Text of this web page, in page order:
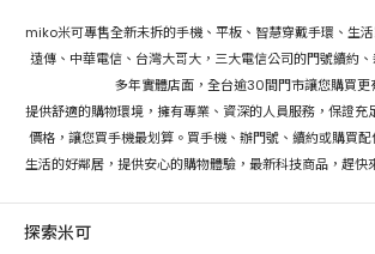
miko米可專售全新未拆的手機、平板、智慧穿戴手環、生
遠傳、中華電信、台灣大哥大，三大電信公司的門號續約
多年實體店面，全台逾30間門市讓您購買更
提供舒適的購物環境，擁有專業、資深的人員服務，保證充
價格，讓您買手機最划算。買手機、辦門號、續約或購買
生活的好鄰居，提供安心的購物體驗，最新科技商品，趕快
探索米可